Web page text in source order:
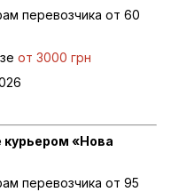
перевозчика от 60
от 3000 грн
курьером «Нова
перевозчика от 95